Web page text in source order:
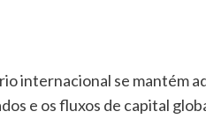
internacional se mantém
e os fluxos de capital